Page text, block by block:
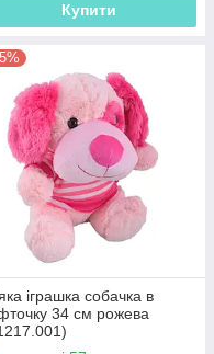
Купити
іграшка собачка в
34 см рожева